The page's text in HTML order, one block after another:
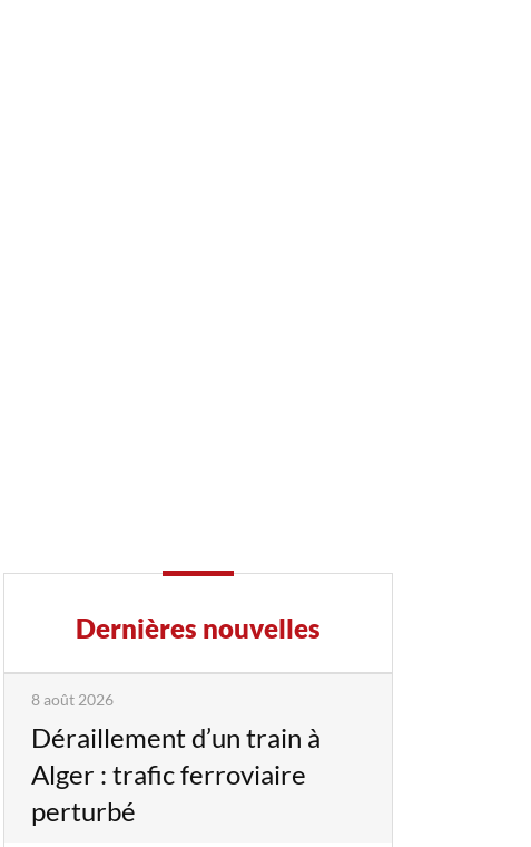
Dernières nouvelles
8 août 2026
Déraillement d’un train à
Alger : trafic ferroviaire
perturbé